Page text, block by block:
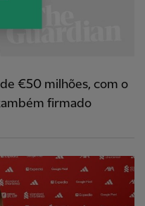
€50 milhões, com o
firmado